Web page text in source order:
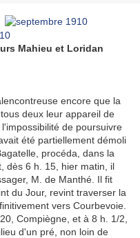
Mahieu et Loridan
encore que la
deux leur appareil de
de poursuivre
été partiellement démoli
procéda, dans la
dès 6 h. 15, hier matin, il
M. de Manthé. Il fit
du Jour, revint traverser la
vers Courbevoie.
Compiègne, et à 8 h. 1/2,
d'un pré, non loin de